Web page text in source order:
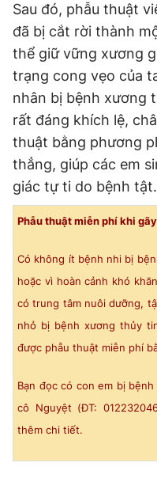
Sau đó, phẫu thuật
đã bị cắt rời thành
thể giữ vững xương
trạng cong vẹo của
nhân bị bệnh xương
rất đáng khích lệ,
thuật bằng phương
thẳng, giúp các em
giác tự ti do bệnh tật.
Phẫu thuật miễn phí khi
Có không ít bệnh nhi bị
hoặc vì hoàn cảnh khó
có trung tâm nuôi dưỡng,
nhỏ bị bệnh xương thủy
được phẫu thuật miễn phí
Bạn đọc có con em bị
cô Nguyệt (ĐT:
thêm chi tiết.